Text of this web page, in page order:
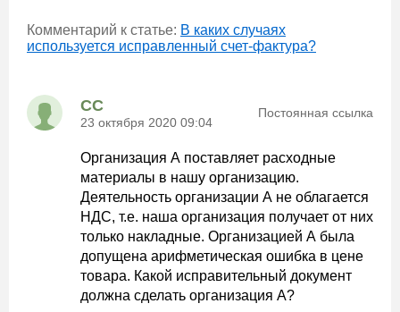
Комментарий к статье: В каких случаях
используется исправленный счет-фактура?
СС
23 октября 2020 09:04
Постоянная ссылка
Организация А поставляет расходные
материалы в нашу организацию.
Деятельность организации А не облагается
НДС, т.е. наша организация получает от них
только накладные. Организацией А была
допущена арифметическая ошибка в цене
товара. Какой исправительный документ
должна сделать организация А?